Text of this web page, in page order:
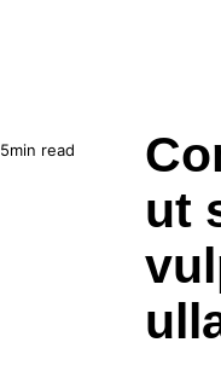
5min read
ut